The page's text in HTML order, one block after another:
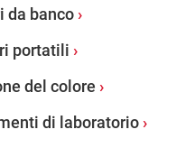
da banco
portatili
del colore
di laboratorio